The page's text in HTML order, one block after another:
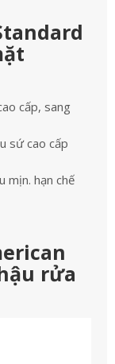
cấp, sang
sứ cao cấp
mịn. hạn chế
rửa